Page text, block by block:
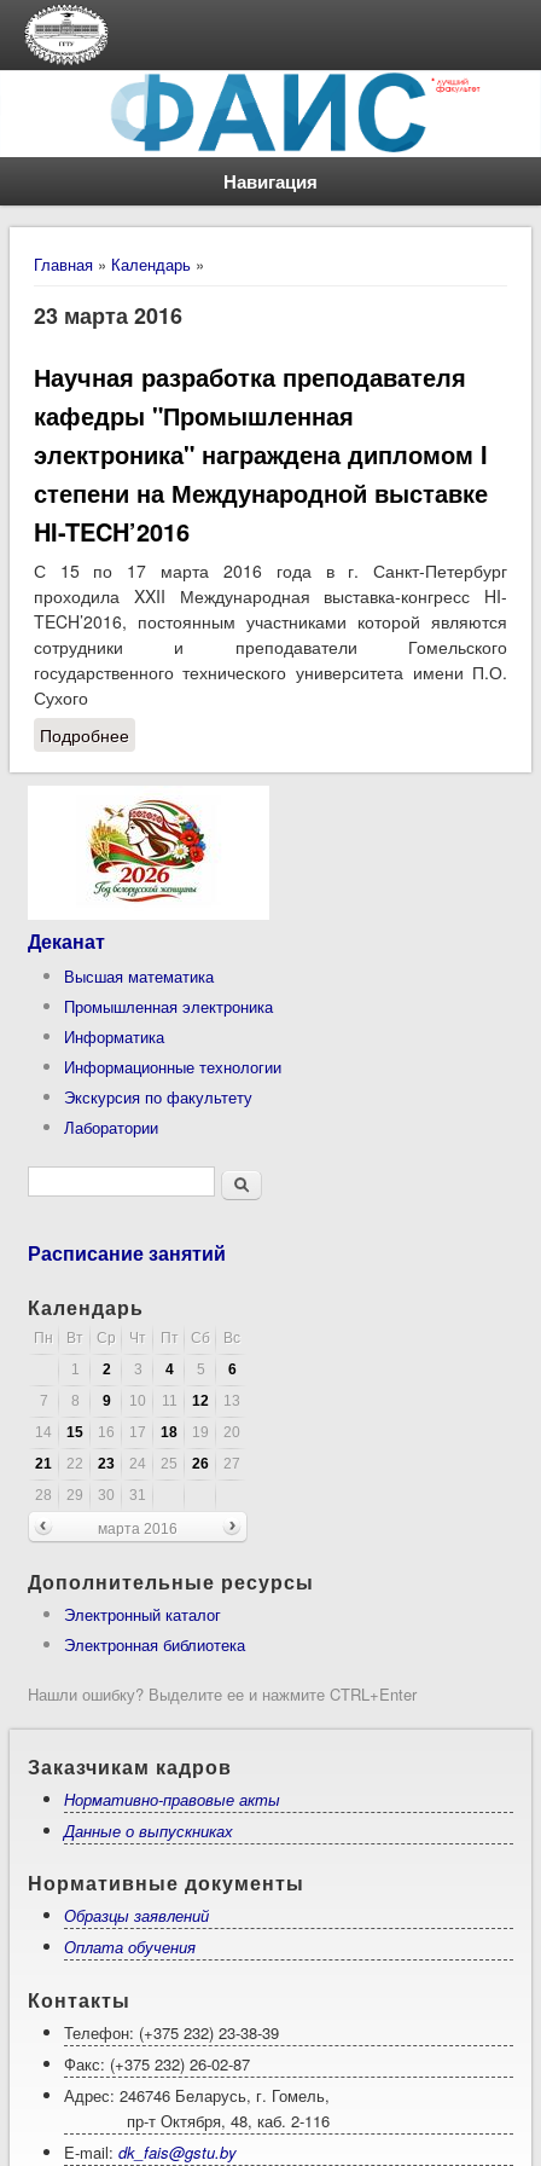
Навигация
Вы здесь
Главная» Календарь»
23 марта 2016
Научная разработка преподавателя
кафедры "Промышленная
электроника" награждена дипломом I
степени на Международной выставке
HI-TECH’2016
С 15 по 17 марта 2016 года в г. Санкт-Петербург
проходила XXII Международная выставка-конгресс HI-
TECH’2016, постоянным участниками которой являются
сотрудники и преподаватели Гомельского
государственного технического университета имени П.О.
Сухого
Подробнеео Научная разработка преподавателя кафедры
"Промышленная электроника" награждена
HI-TECH’2016
Деканат
Высшая математика
Промышленная электроника
Информатика
Информационные технологии
Экскурсия по факультету
Лаборатории
Форма поискаПоиск
Расписание занятий
Календарь
Пн Вт Ср Чт Пт Сб
Вс
1
2 3 4 5
6
7
8 9 10 11 12
13
14
15 16 17 18 19
20
21
22 23 24 25 26
27
28
29 30
31
марта 2016
Дополнительные ресурсы
Электронный каталог
Электронная библиотека
Нашли ошибку? Выделите ее и нажмите CTRL+Enter
Заказчикам кадров
Нормативно-правовые акты
Данные о выпускниках
Нормативные документы
Образцы заявлений
Оплата обучения
Контакты
Телефон: (+375 232) 23-38-39
Факс: (+375 232) 26-02-87
Адрес: 246746 Беларусь, г. Гомель,
пр-т Октября, 48, каб. 2-116
E-mail:dk_fais@gstu.by